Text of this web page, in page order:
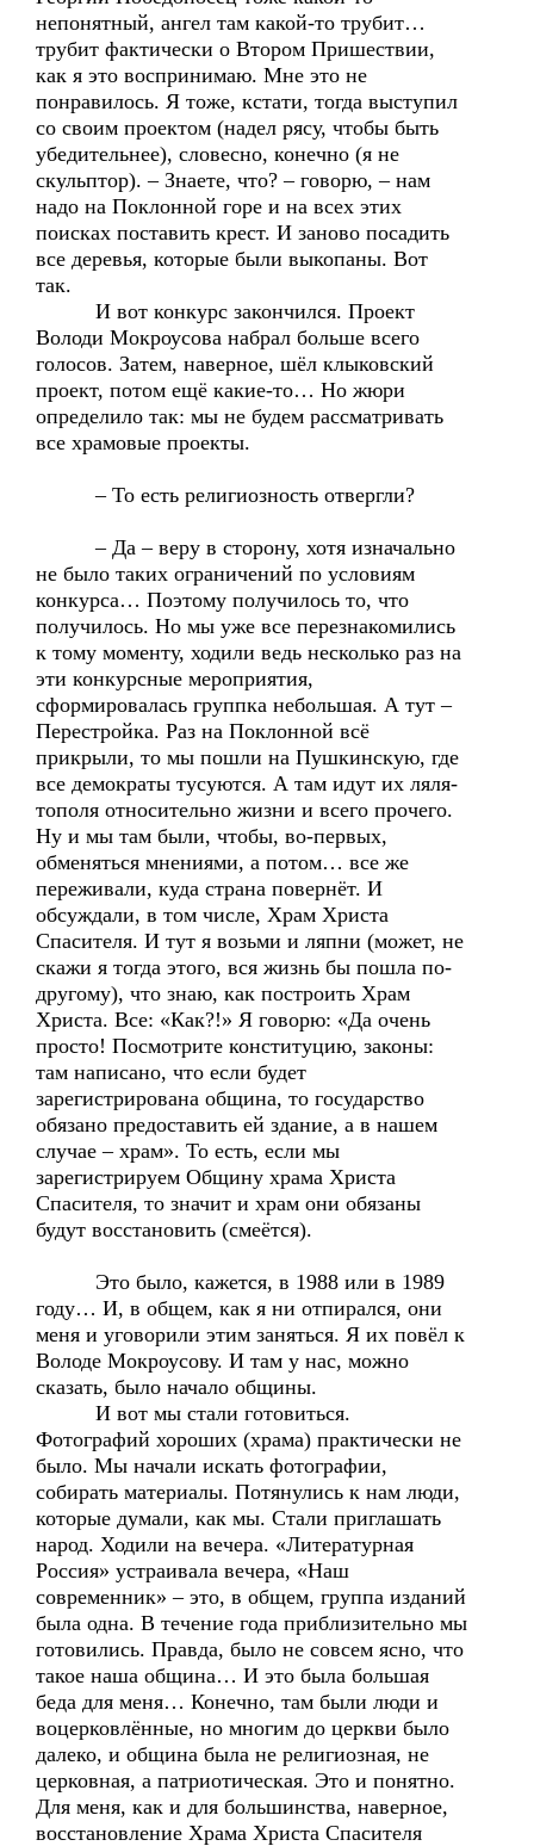
непонятный, ангел там какой-то трубит…
трубит фактически о Втором Пришествии,
как я это воспринимаю. Мне это не
понравилось. Я тоже, кстати, тогда выступил
со своим проектом (надел рясу, чтобы быть
убедительнее), словесно, конечно (я не
скульптор). – Знаете, что? – говорю, – нам
надо на Поклонной горе и на всех этих
поисках поставить крест. И заново посадить
все деревья, которые были выкопаны. Вот
так.
И вот конкурс закончился. Проект
Володи Мокроусова набрал больше всего
голосов. Затем, наверное, шёл клыковский
проект, потом ещё какие-то… Но жюри
определило так: мы не будем рассматривать
все храмовые проекты.
– То есть религиозность отвергли?
– Да – веру в сторону, хотя изначально
не было таких ограничений по условиям
конкурса… Поэтому получилось то, что
получилось. Но мы уже все перезнакомились
к тому моменту, ходили ведь несколько раз на
эти конкурсные мероприятия,
сформировалась группка небольшая. А тут –
Перестройка. Раз на Поклонной всё
прикрыли, то мы пошли на Пушкинскую, где
все демократы тусуются. А там идут их ляля-
тополя относительно жизни и всего прочего.
Ну и мы там были, чтобы, во-первых,
обменяться мнениями, а потом… все же
переживали, куда страна повернёт. И
обсуждали, в том числе, Храм Христа
Спасителя. И тут я возьми и ляпни (может, не
скажи я тогда этого, вся жизнь бы пошла по-
другому), что знаю, как построить Храм
Христа. Все: «Как?!» Я говорю: «Да очень
просто! Посмотрите конституцию, законы:
там написано, что если будет
зарегистрирована община, то государство
обязано предоставить ей здание, а в нашем
случае – храм». То есть, если мы
зарегистрируем Общину храма Христа
Спасителя, то значит и храм они обязаны
будут восстановить (смеётся).
Это было, кажется, в 1988 или в 1989
году… И, в общем, как я ни отпирался, они
меня и уговорили этим заняться. Я их повёл к
Володе Мокроусову. И там у нас, можно
сказать, было начало общины.
И вот мы стали готовиться.
Фотографий хороших (храма) практически не
было. Мы начали искать фотографии,
собирать материалы. Потянулись к нам люди,
которые думали, как мы. Стали приглашать
народ. Ходили на вечера. «Литературная
Россия» устраивала вечера, «Наш
современник» – это, в общем, группа изданий
была одна. В течение года приблизительно мы
готовились. Правда, было не совсем ясно, что
такое наша община… И это была большая
беда для меня… Конечно, там были люди и
воцерковлённые, но многим до церкви было
далеко, и община была не религиозная, не
церковная, а патриотическая. Это и понятно.
Для меня, как и для большинства, наверное,
восстановление Храма Христа Спасителя